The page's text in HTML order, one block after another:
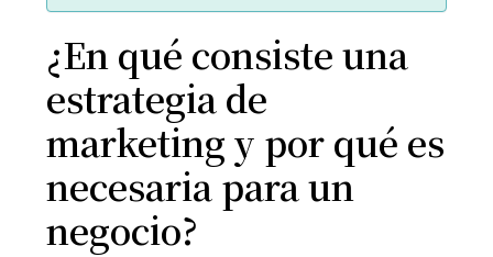
¿En qué consiste una
estrategia de
marketing y por qué es
necesaria para un
negocio?